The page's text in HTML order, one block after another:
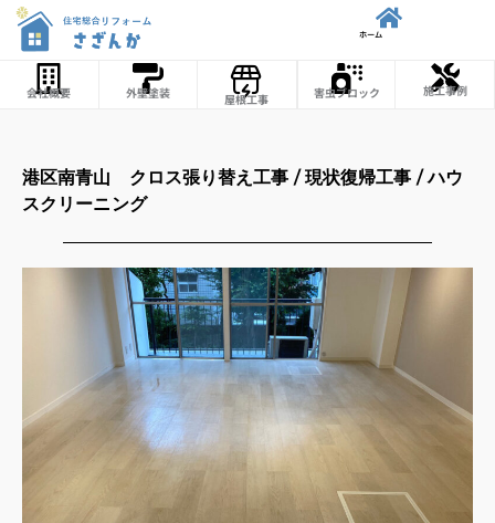
内
ホーム
会社概要 外壁塗装 屋根工事 害虫ブロック 施工事例
港区南青山 クロス張り替え工事 / 現状復帰工事 / ハウ
スクリーニング